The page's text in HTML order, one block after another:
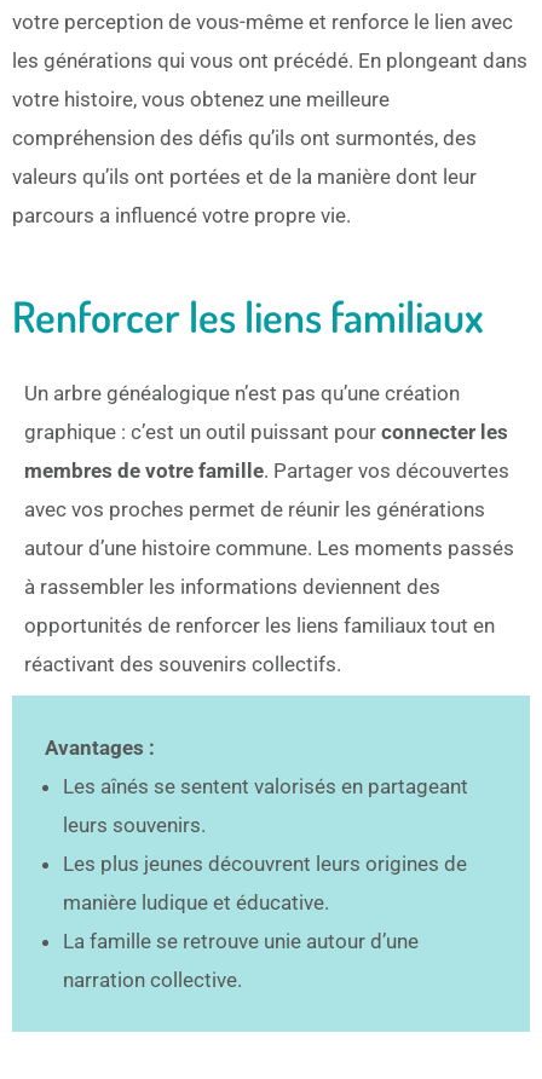
votre perception de vous-même et renforce le lien avec
les générations qui vous ont précédé. En plongeant dans
votre histoire, vous obtenez une meilleure
compréhension des défis qu’ils ont surmontés, des
valeurs qu’ils ont portées et de la manière dont leur
parcours a influencé votre propre vie.
Renforcer les liens familiaux
Un arbre généalogique n’est pas qu’une création
graphique : c’est un outil puissant pour connecter les
membres de votre famille. Partager vos découvertes
avec vos proches permet de réunir les générations
autour d’une histoire commune. Les moments passés
à rassembler les informations deviennent des
opportunités de renforcer les liens familiaux tout en
réactivant des souvenirs collectifs.
Avantages :
Les aînés se sentent valorisés en partageant
leurs souvenirs.
Les plus jeunes découvrent leurs origines de
manière ludique et éducative.
La famille se retrouve unie autour d’une
narration collective.